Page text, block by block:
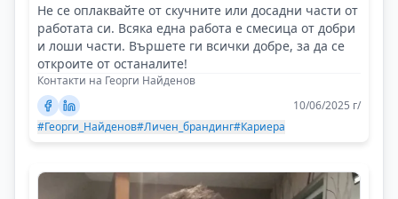
Не се оплаквайте от скучните или досадни части от
работата си. Всяка една работа е смесица от добри
и лоши части. Вършете ги всички добре, за да се
откроите от останалите!
Контакти на Георги Найденов
10/06/2025 г/
#Георги_Найденов#Личен_брандинг#Кариера